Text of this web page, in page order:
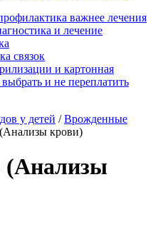
важнее лечения
и лечение
связок
и картонная
и не переплатить
у детей /Врожденные
крови)
(Анализы